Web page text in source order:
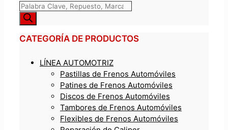
CATEGORÍA DE PRODUCTOS
LÍNEA AUTOMOTRIZ
Pastillas de Frenos Automóviles
Patines de Frenos Automóviles
Discos de Frenos Automóviles
Tambores de Frenos Automóviles
Flexibles de Frenos Automóviles